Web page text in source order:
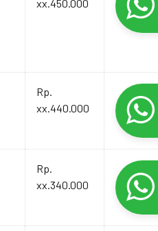
xx.450.000
Rp.
xx.440.000
Rp.
xx.340.000